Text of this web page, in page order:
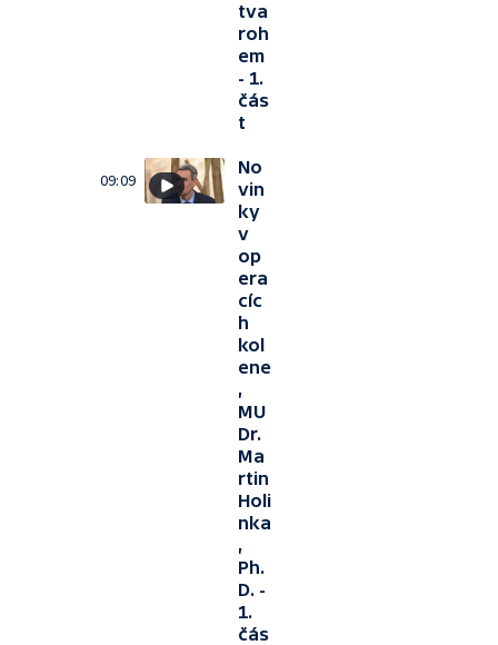
tva
roh
em
- 1.
čás
t
09:09
No
vin
ky
v
op
era
cíc
h
kol
ene
,
MU
Dr.
Ma
rtin
Holi
nka
,
Ph.
D. -
1.
čás